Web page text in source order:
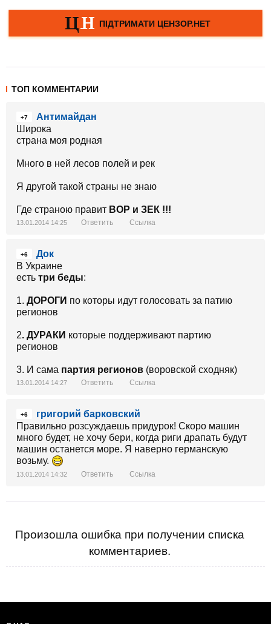
ТОП КОММЕНТАРИИ
+7
Антимайдан
Широка
страна моя родная
Много в ней лесов полей и рек
Я другой такой страны не знаю
Где страною правит ВОР и ЗЕК !!!
13.01.2014 14:25 Ответить Ссылка
+6
Док
В Украине
есть три беды:
1. ДОРОГИ по которы идут голосовать за патию
регионов
2. ДУРАКИ которые поддерживают партию
регионов
3. И сама партия регионов (воровской сходняк)
13.01.2014 14:27 Ответить Ссылка
+6
григорий барковский
Правильно розсуждаешь придурок! Скоро машин
много будет, не хочу бери, когда риги драпать будут
машин останется море. Я наверно германскую
возьму.
13.01.2014 14:32 Ответить Ссылка
Произошла ошибка при получении списка
комментариев.